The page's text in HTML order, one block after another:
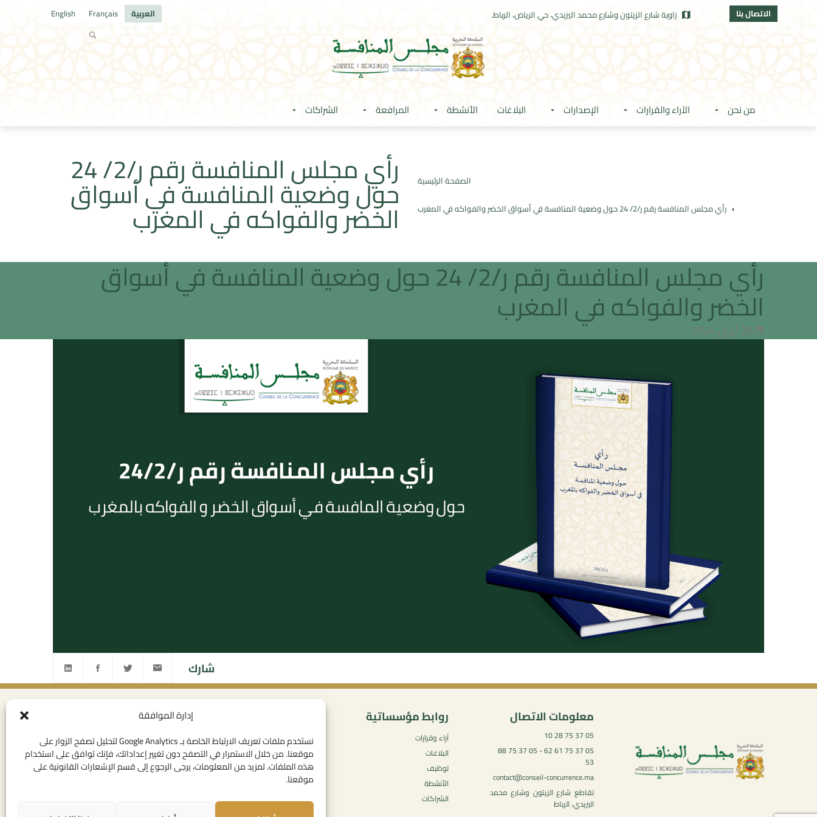
إدارة الموافقة
نستخدم ملفات تعريف الارتباط الخاصة بـ Google Analytics لتحليل تصفح الزوار على
موقعنا. من خلال الاستمرار في التصفح دون تغيير إعداداتك، فإنك توافق على استخدام
هذه الملفات. لمزيد من المعلومات، يرجى الرجوع إلى قسم الإشعارات القانونية على
موقعنا.
الاتصال بنا زاوية شارع الزيتون وشارع محمد اليزيدي، حي الرياض، الرباط. العربية Français
English
من نحن الآراء والقرارات الإصدارات البلاغات الأنشطة المرافعة الشراكات
رأي مجلس المنافسة رقم ر/2/ 24
حول وضعية المنافسة في أسواق
الخضر والفواكه في المغرب
الصفحة الرئيسية
رأي مجلس المنافسة رقم ر/2/ 24 حول وضعية المنافسة في أسواق الخضر والفواكه في المغرب
رأي مجلس المنافسة رقم ر/2/ 24 حول وضعية المنافسة في أسواق
الخضر والفواكه في المغرب
شارك
معلومات الاتصال
05 37 75 28 10
05 37 75 61 62 - 05 37 75 88
53
contact@conseil-concurrence.ma
تقاطع شارع الزيتون وشارع محمد
اليزيدي، الرباط
روابط مؤسساتية
آراء وقرارات
البلاغات
توظيف
الأنشطة
الشراكات
سياسة الخصوصية
شروط الاستخدام العامة
الإشعارات القانونية
سياسة ملفات تعريف الارتباط
(الكوكيز)
روابط مفيدة
الإتصال بنا
المهام
روابط مؤسساتية